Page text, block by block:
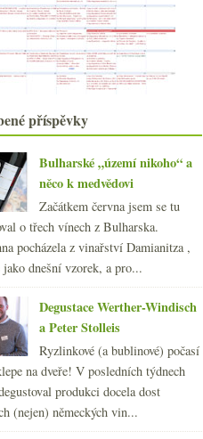
Soudy, rekordní sklizeň v
UK & další novinky
Barbera
Jurský korál, Riesling, Moschofilero
Tabulka ročníků, Josef Abrle,
naturálno a oranžády…
Podvečerní zkoumání baru s whisky
Dva moselské ryzlinky a slavný
supertoskánec
Seriózní crémant a nabušené
Chianti
Rekapitulace ročníku 2016 na
Jižním svahu
Výtečná šumivá modrá velryba
Burgundské změny, úmrtí a
kořenové dny
Seriózní Vermentino… oranžové…
Assyrtiko ze stoletých keřů
Nádherné Ciliegiolo
(250)
(251)
(254)
(249)
(254)
příspěvky
Bulharské „území nikoho“ a
něco k medvědovi
Začátkem června jsem se tu
o třech vínech z Bulharska.
pocházela z vinařství Damianitza ,
jako dnešní vzorek, a pro...
Degustace Werther-Windisch
a Peter Stolleis
Ryzlinkové (a bublinové) počasí
na dveře! V posledních týdnech
produkci docela dost
(nejen) německých vin...